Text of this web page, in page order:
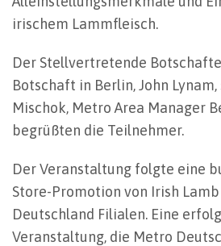
irischem Lammfleisch.
Der Stellvertretende
Botschaft in Berlin, John Lynam,
Mischok, Metro Area Manager
begrüßten die Teilnehmer.
Der Veranstaltung folgte eine
Store-Promotion von Irish
Deutschland Filialen. Eine
Veranstaltung, die Metro